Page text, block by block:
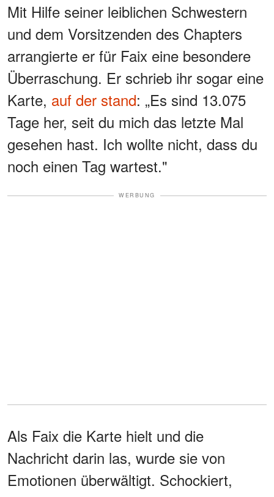
Mit Hilfe seiner leiblichen Schwestern
und dem Vorsitzenden des Chapters
arrangierte er für Faix eine besondere
Überraschung. Er schrieb ihr sogar eine
Karte, auf der stand: „Es sind 13.075
Tage her, seit du mich das letzte Mal
gesehen hast. Ich wollte nicht, dass du
noch einen Tag wartest."
WERBUNG
Als Faix die Karte hielt und die
Nachricht darin las, wurde sie von
Emotionen überwältigt. Schockiert,